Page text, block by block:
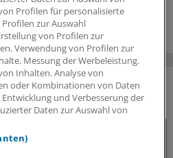
INTERESSIEREN
Profilen für personalisierte
zur Auswahl
von Profilen zur
Verwendung von Profilen zur
Messung der Werbeleistung.
Inhalten. Analyse von
oder Kombinationen von Daten
und Verbesserung der
Daten zur Auswahl von